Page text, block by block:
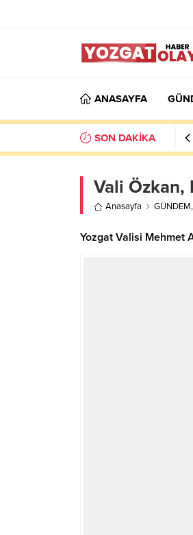
ANASAYFA
SON DAKİKA
Vali Özkan,
Anasayfa GÜNDEM,
Yozgat Valisi Mehmet